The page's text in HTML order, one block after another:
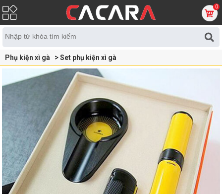
0
Phụ kiện xì gà Set phụ kiện xì gà